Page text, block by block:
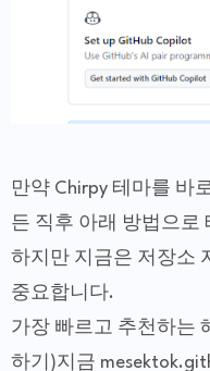
만약 Chirpy 테마를 바
든 직후 아래 방법으로
하지만 지금은 저장소
중요합니다.
가장 빠르고 추천하는
하기)지금